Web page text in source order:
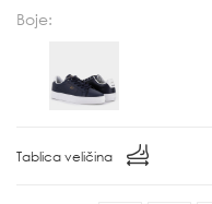
Boje:
Tablica veličina